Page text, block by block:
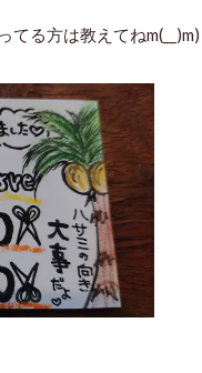
る方は教えてねm(__)m)